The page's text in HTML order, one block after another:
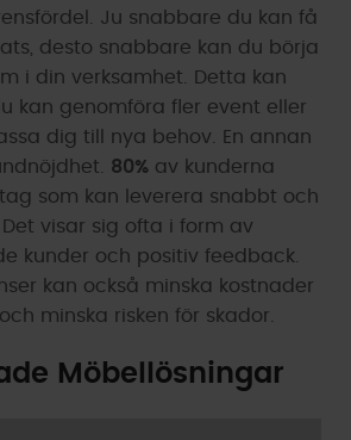
Ju snabbare du kan få
desto snabbare kan du börja
i din verksamhet. Detta kan
kan genomföra fler event eller
dig till nya behov. En annan
80% av kunderna
som kan leverera snabbt och
visar sig ofta i form av
kunder och positiv feedback.
kan också minska kostnader
minska risken för skador.
Möbellösningar